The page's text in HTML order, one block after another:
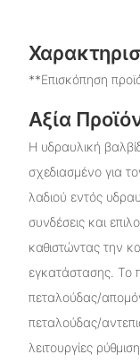
**Επισκόπηση
Αξία
Η υδραυλική
σχεδιασμένο για
λαδιού εντός
συνδέσεις και
καθιστώντας την
εγκατάστασης. Το
πεταλούδας/
πεταλούδας/
λειτουργίες